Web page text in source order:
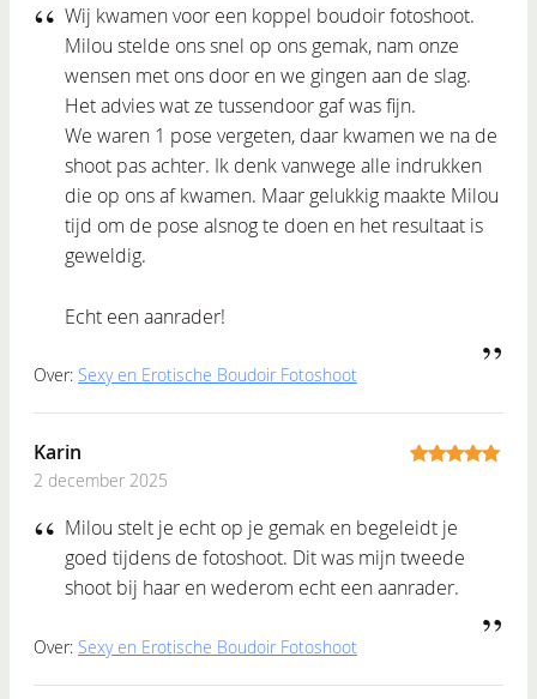
Wij kwamen voor een koppel boudoir fotoshoot.
Milou stelde ons snel op ons gemak, nam onze
wensen met ons door en we gingen aan de slag.
Het advies wat ze tussendoor gaf was fijn.
We waren 1 pose vergeten, daar kwamen we na de
shoot pas achter. Ik denk vanwege alle indrukken
die op ons af kwamen. Maar gelukkig maakte Milou
tijd om de pose alsnog te doen en het resultaat is
geweldig.
Echt een aanrader!
Over: Sexy en Erotische Boudoir Fotoshoot
Karin
2 december 2025
Milou stelt je echt op je gemak en begeleidt je
goed tijdens de fotoshoot. Dit was mijn tweede
shoot bij haar en wederom echt een aanrader.
Over: Sexy en Erotische Boudoir Fotoshoot